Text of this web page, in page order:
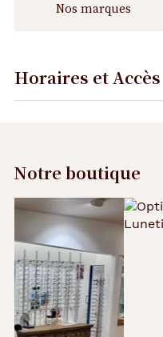
Nos marques
Horaires et Accès
Déplier
Notre boutique
Précédent
Suivant